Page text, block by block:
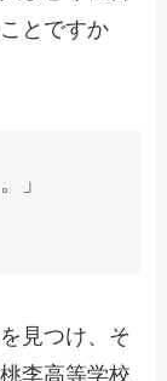
とですか
」
見つけ、そ
李高等学校